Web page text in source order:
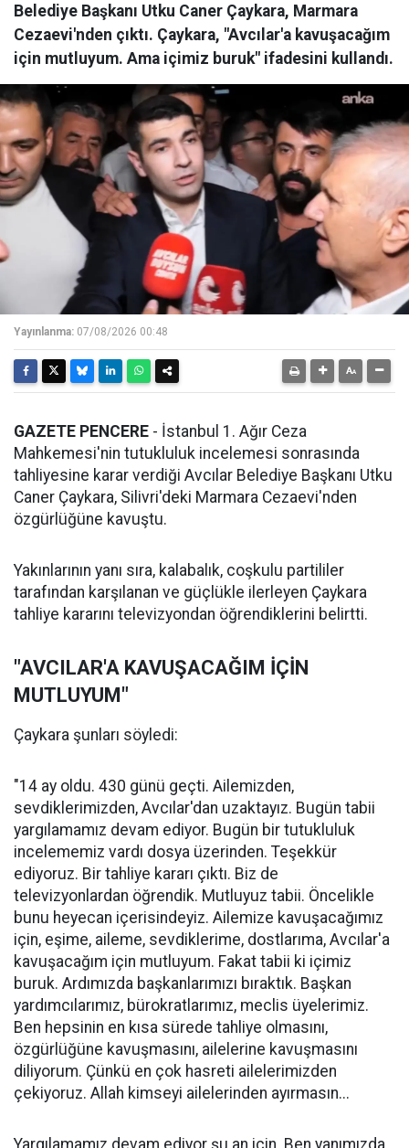
Belediye Başkanı Utku Caner Çaykara, Marmara
Cezaevi'nden çıktı. Çaykara, "Avcılar'a kavuşacağım
için mutluyum. Ama içimiz buruk" ifadesini kullandı.
Yayınlanma: 07/08/2026 00:48
GAZETE PENCERE - İstanbul 1. Ağır Ceza
Mahkemesi'nin tutukluluk incelemesi sonrasında
tahliyesine karar verdiği Avcılar Belediye Başkanı Utku
Caner Çaykara, Silivri'deki Marmara Cezaevi'nden
özgürlüğüne kavuştu.
Yakınlarının yanı sıra, kalabalık, coşkulu partililer
tarafından karşılanan ve güçlükle ilerleyen Çaykara
tahliye kararını televizyondan öğrendiklerini belirtti.
"AVCILAR'A KAVUŞACAĞIM İÇİN
MUTLUYUM"
Çaykara şunları söyledi:
"14 ay oldu. 430 günü geçti. Ailemizden,
sevdiklerimizden, Avcılar'dan uzaktayız. Bugün tabii
yargılamamız devam ediyor. Bugün bir tutukluluk
incelememiz vardı dosya üzerinden. Teşekkür
ediyoruz. Bir tahliye kararı çıktı. Biz de
televizyonlardan öğrendik. Mutluyuz tabii. Öncelikle
bunu heyecan içerisindeyiz. Ailemize kavuşacağımız
için, eşime, aileme, sevdiklerime, dostlarıma, Avcılar'a
kavuşacağım için mutluyum. Fakat tabii ki içimiz
buruk. Ardımızda başkanlarımızı bıraktık. Başkan
yardımcılarımız, bürokratlarımız, meclis üyelerimiz.
Ben hepsinin en kısa sürede tahliye olmasını,
özgürlüğüne kavuşmasını, ailelerine kavuşmasını
diliyorum. Çünkü en çok hasreti ailelerimizden
çekiyoruz. Allah kimseyi ailelerinden ayırmasın...
Yargılamamız devam ediyor şu an için. Ben yanımızda